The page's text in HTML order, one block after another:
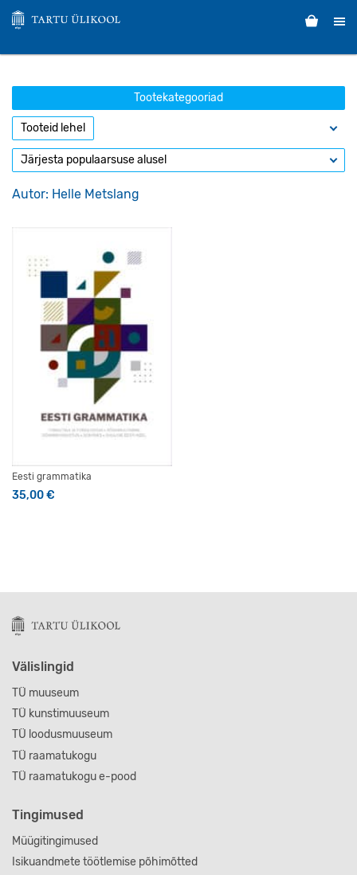
Tootekategooriad
Autor: Helle Metslang
Eesti grammatika
35,00€
Välislingid
TÜ muuseum
TÜ kunstimuuseum
TÜ loodusmuuseum
TÜ raamatukogu
TÜ raamatukogu e-pood
Tingimused
Müügitingimused
Isikuandmete töötlemise põhimõtted